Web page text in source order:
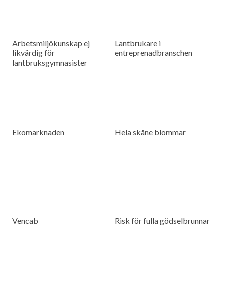
Arbetsmiljökunskap ej
likvärdig för
lantbruksgymnasister
Lantbrukare i
entreprenadbranschen
Ekomarknaden Hela skåne blommar
Vencab Risk för fulla gödselbrunnar